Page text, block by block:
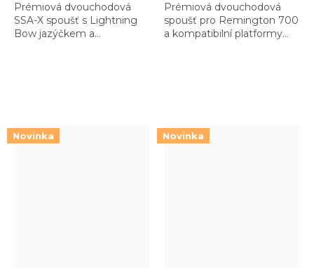
Prémiová dvouchodová
SSA-X spoušť s Lightning
Bow jazýčkem a
Prémiová dvouchodová
spoušť pro Remington 700
a kompatibilní platformy
Novinka Novinka